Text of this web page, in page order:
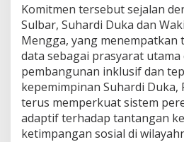
n
t
u
k
W
u
j
d
k
a
Komitmen tersebut sejalan
Sulbar, Suhardi Duka dan
Mengga, yang menempatkan
data sebagai prasyarat
pembangunan inklusif dan
kepemimpinan Suhardi Duka,
terus memperkuat sistem
adaptif terhadap tantangan
ketimpangan sosial di